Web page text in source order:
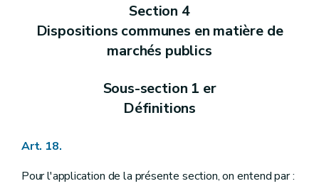
Section 4
Dispositions communes en matière de
marchés publics
Sous-section 1 er
Définitions
Art. 18.
Pour l'application de la présente section, on entend par :